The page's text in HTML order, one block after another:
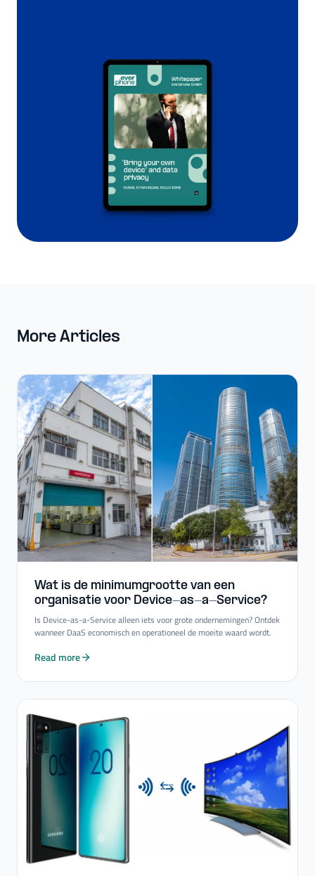
More Articles
Wat is de minimumgrootte van een
organisatie voor Device-​as-​a-​Service?
Is Device-as-a-Service alleen iets voor grote ondernemingen? Ontdek
wanneer DaaS economisch en operationeel de moeite waard wordt.
Read more